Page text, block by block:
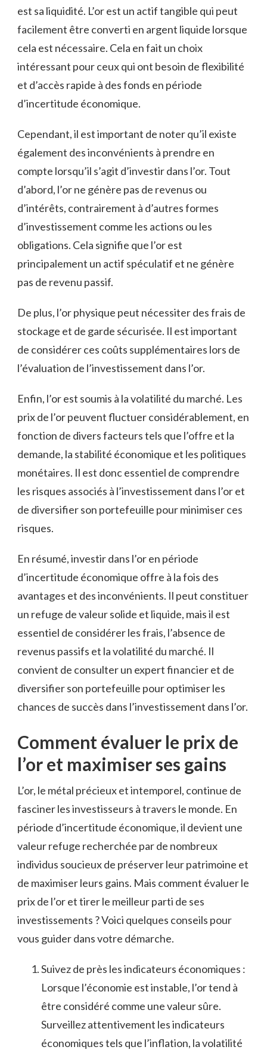
est sa liquidité. L’or est un actif tangible qui ⁣peut⁢
facilement être converti en argent ⁢liquide lorsque
cela ‍est nécessaire. Cela en fait un choix
intéressant⁤ pour ceux qui ont besoin de flexibilité
⁢et d’accès rapide à des fonds en période
‍d’incertitude économique.
Cependant, il est important de noter qu’il existe
également des inconvénients à prendre ‌en ​
compte lorsqu’il s’agit d’investir dans l’or. Tout
d’abord, l’or ne génère pas de revenus ou
d’intérêts, contrairement à d’autres formes
d’investissement comme⁢ les actions ou les
obligations. Cela signifie⁤ que ‌l’or est
principalement ​un actif spéculatif et ne génère
pas de revenu passif.
De ‍plus, l’or physique peut nécessiter des ​frais de
stockage et de garde sécurisée. ⁢Il est‌ important
de considérer ces coûts ​supplémentaires lors de
l’évaluation de l’investissement dans l’or.
Enfin, l’or est soumis à la volatilité du marché. Les
prix de l’or peuvent fluctuer considérablement, ⁢en
fonction de divers facteurs tels que l’offre et​ la
demande, la stabilité économique et les ⁢politiques
monétaires. Il est donc essentiel de comprendre
les risques associés à l’investissement dans l’or et
de diversifier son portefeuille pour minimiser ‍ces
risques.
En résumé, investir dans l’or ​en période
⁣d’incertitude ‌économique offre à la fois des
avantages et⁣ des⁤ inconvénients. Il peut constituer
un refuge de⁢ valeur⁢ solide et ⁣liquide, mais il est
essentiel de considérer les frais, ‌l’absence ⁤de
revenus passifs et la volatilité‌ du marché. Il
convient ⁢de consulter un expert financier et de
⁢diversifier son ⁤portefeuille pour optimiser les
chances de succès dans​ l’investissement dans l’or.
Comment évaluer le prix de
l’or et ​maximiser ‌ses gains
L’or, le métal‌ précieux et ‍intemporel, continue de
fasciner les investisseurs à⁣ travers​ le monde. En
⁢période d’incertitude ⁢économique, il devient une
valeur ⁤refuge ‍recherchée par de nombreux‌
individus⁤ soucieux de préserver leur patrimoine ​et
de maximiser leurs gains. Mais comment​ évaluer le
prix de l’or et tirer le meilleur parti de ses
investissements ? Voici quelques conseils pour
vous guider dans votre démarche.
Suivez de près⁤ les indicateurs‍ économiques ⁤:
Lorsque l’économie est instable, l’or tend​ à
être considéré comme une valeur ‍sûre.
Surveillez attentivement⁤ les indicateurs
‍économiques tels que l’inflation, la volatilité